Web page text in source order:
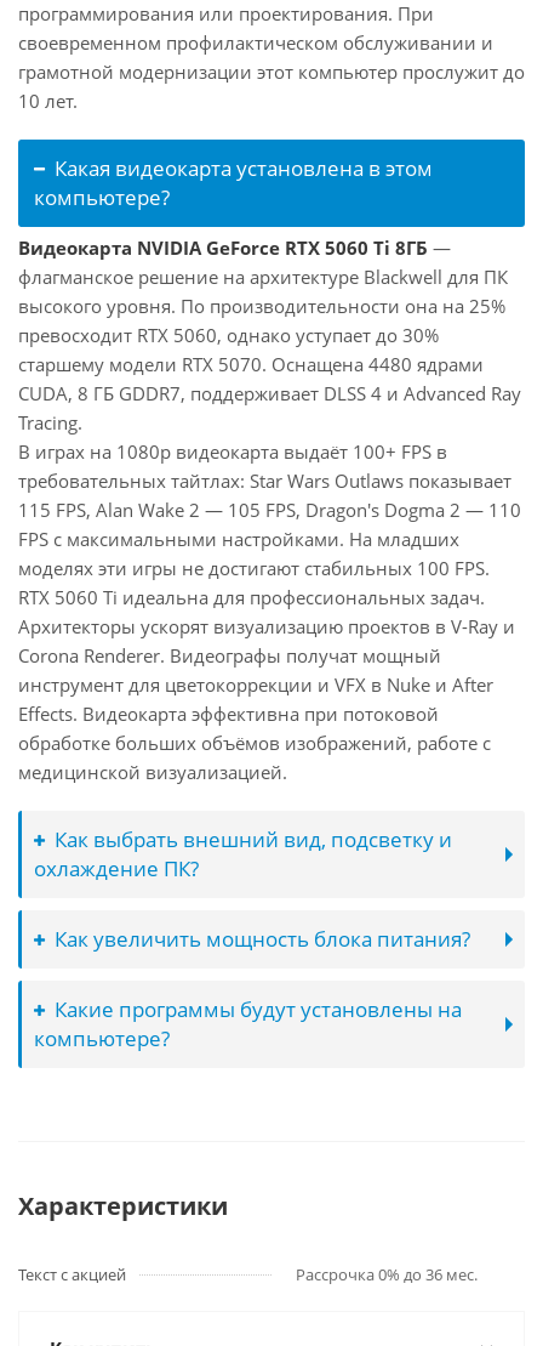
программирования или проектирования. При
своевременном профилактическом обслуживании и
грамотной модернизации этот компьютер прослужит до
10 лет.
Какая видеокарта установлена в этом
компьютере?
Видеокарта NVIDIA GeForce RTX 5060 Ti 8ГБ —
флагманское решение на архитектуре Blackwell для ПК
высокого уровня. По производительности она на 25%
превосходит RTX 5060, однако уступает до 30%
старшему модели RTX 5070. Оснащена 4480 ядрами
CUDA, 8 ГБ GDDR7, поддерживает DLSS 4 и Advanced Ray
Tracing.
В играх на 1080p видеокарта выдаёт 100+ FPS в
требовательных тайтлах: Star Wars Outlaws показывает
115 FPS, Alan Wake 2 — 105 FPS, Dragon's Dogma 2 — 110
FPS с максимальными настройками. На младших
моделях эти игры не достигают стабильных 100 FPS.
RTX 5060 Ti идеальна для профессиональных задач.
Архитекторы ускорят визуализацию проектов в V-Ray и
Corona Renderer. Видеографы получат мощный
инструмент для цветокоррекции и VFX в Nuke и After
Effects. Видеокарта эффективна при потоковой
обработке больших объёмов изображений, работе с
медицинской визуализацией.
Как выбрать внешний вид, подсветку и
охлаждение ПК?
Как увеличить мощность блока питания?
Какие программы будут установлены на
компьютере?
Характеристики
Текст с акцией Рассрочка 0% до 36 мес.